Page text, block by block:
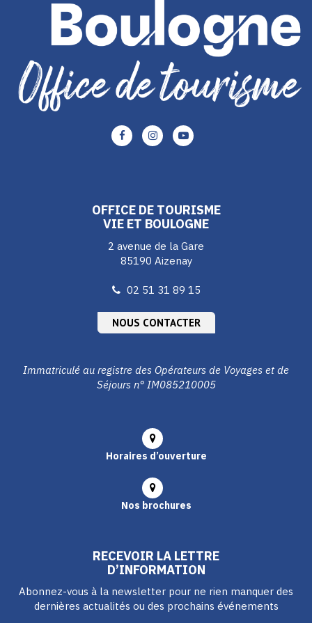
Lien
vers
Lien
vers
Lien
vers
OFFICE DE TOURISME
VIE ET BOULOGNE
2 avenue de la Gare
85190 Aizenay
02 51 31 89 15
NOUS CONTACTER
Immatriculé au registre des Opérateurs de Voyages et de
Séjours n° IM085210005
Horaires d’ouverture
Nos brochures
RECEVOIR LA LETTRE
D’INFORMATION
Abonnez-vous à la newsletter pour ne rien manquer des
dernières actualités ou des prochains événements